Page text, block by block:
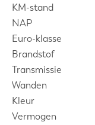
KM-stand
NAP
Euro-klasse
Brandstof
Transmissie
Wanden
Kleur
Vermogen